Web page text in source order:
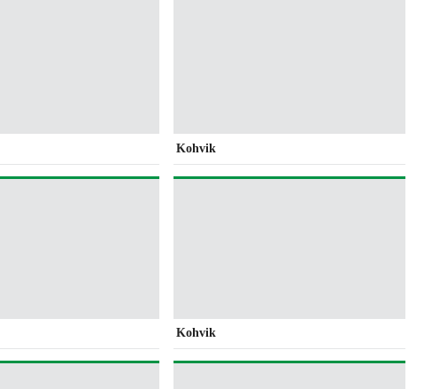
Kohvik
Kohvik